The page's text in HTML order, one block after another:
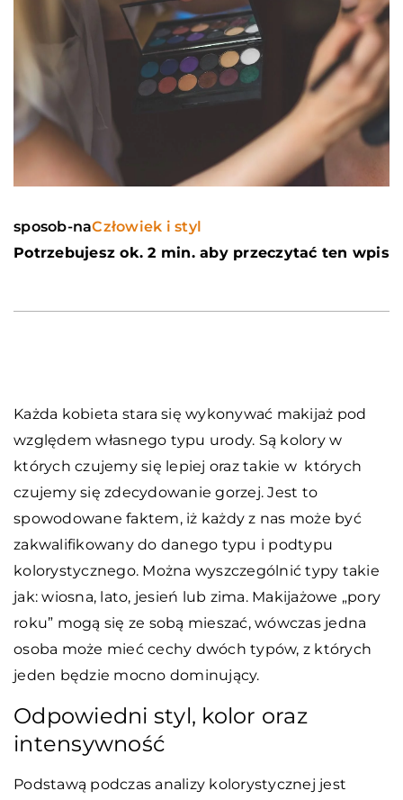
sposob-naCzłowiek i styl
Potrzebujesz ok. 2 min. aby przeczytać ten wpis
Każda kobieta stara się wykonywać makijaż pod
względem własnego typu urody. Są kolory w
których czujemy się lepiej oraz takie w których
czujemy się zdecydowanie gorzej. Jest to
spowodowane faktem, iż każdy z nas może być
zakwalifikowany do danego typu i podtypu
kolorystycznego. Można wyszczególnić typy takie
jak: wiosna, lato, jesień lub zima. Makijażowe „pory
roku” mogą się ze sobą mieszać, wówczas jedna
osoba może mieć cechy dwóch typów, z których
jeden będzie mocno dominujący.
Odpowiedni styl, kolor oraz
intensywność
Podstawą podczas analizy kolorystycznej jest